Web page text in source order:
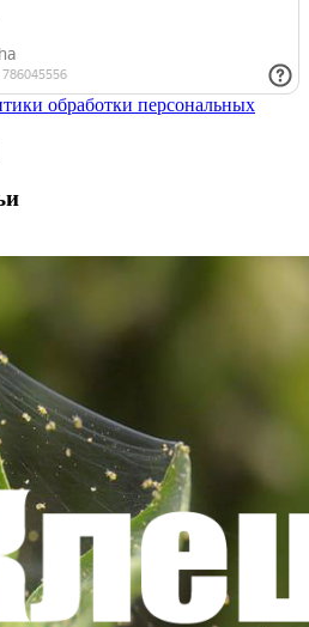
обработки персональных